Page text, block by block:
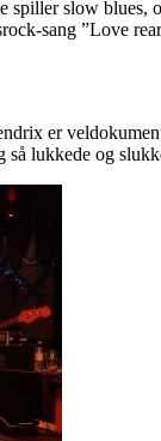
spiller slow
sang ”Love
er
lukkede og